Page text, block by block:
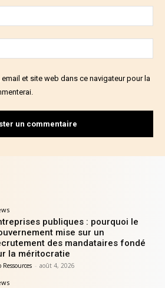
:*
:
et site web dans ce navigateur pour la
publiques : pourquoi le
mise sur un
des mandataires fondé
la méritocratie
Ressources - août 4, 2026